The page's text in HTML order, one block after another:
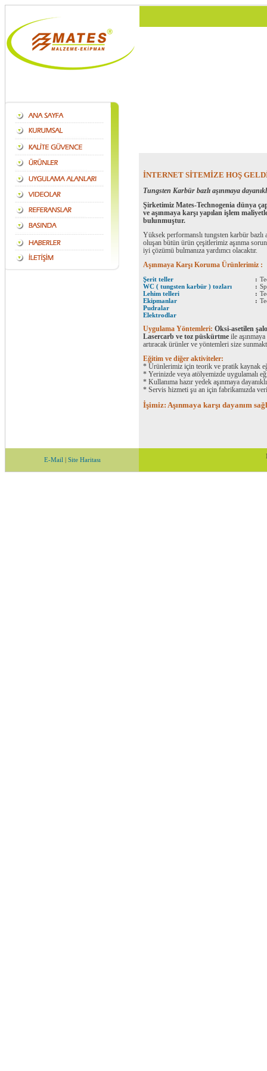
İNTERNET SİTEMİZE HOŞ
Tungsten Karbür bazlı aşınmaya
Şirketimiz Mates-Technogenia dünya
ve aşınmaya karşı yapılan işlem
bulunmuştur.
Yüksek performanslı tungsten karbür bazlı
oluşan bütün ürün çeşitlerimiz aşınma
iyi çözümü bulmanıza yardımcı olacaktır.
Aşınmaya Karşı Koruma Ürünlerimiz :
Şerit teller :
WC ( tungsten karbür ) tozları
:
Lehim telleri
:
Ekipmanlar
:
Pudralar
Elektrodlar
Uygulama Yöntemleri: Oksi-asetilen
Lasercarb ve toz püskürtme ile
artıracak ürünler ve yöntemleri size
Eğitim ve diğer aktiviteler:
* Ürünlerimiz için teorik ve pratik kaynak
* Yerinizde veya atölyemizde uygulamalı
* Kullanıma hazır yedek aşınmaya
* Servis hizmeti şu an için fabrikamızda
İşimiz: Aşınmaya karşı dayanım
E-Mail | Site Haritası